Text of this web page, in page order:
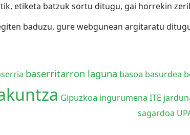
etiketa batzuk sortu ditugu, gai horrekin
baduzu, gure webgunean argitaratu
baserritarron laguna basoa basurdea
Gipuzkoa ingurumena ITE
sagardoa